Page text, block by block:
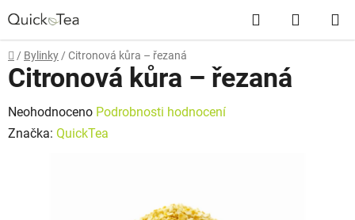
na
obsah
Hledat
KOŠÍK
Domů
/ Bylinky / Citronová kůra – řezaná
Citronová kůra – řezaná
Průměrné
hodnocení
Neohodnoceno Podrobnosti hodnocení
Značka: QuickTea